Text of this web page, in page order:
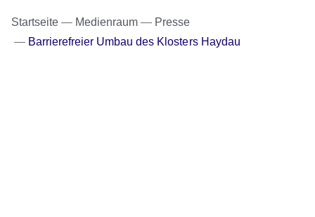
Startseite Medienraum
Presse
Barrierefreier Umbau des Klosters Haydau